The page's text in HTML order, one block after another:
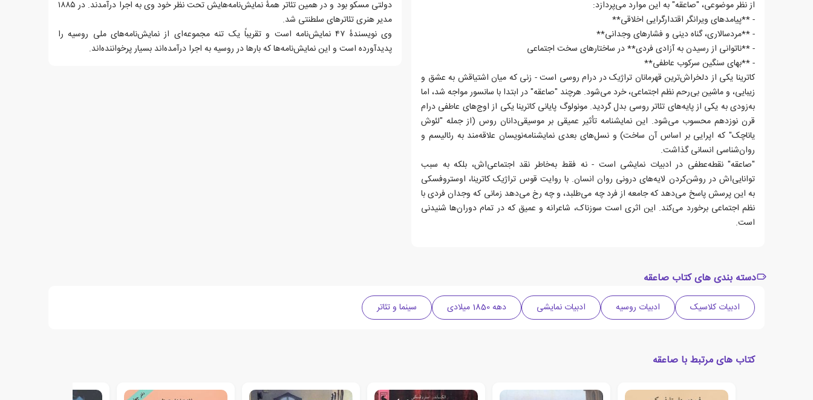
از نظر موضوعی، "صاعقه" به این موارد می‌پردازد:
- **پیامدهای ویرانگر اقتدارگرایی اخلاقی**
- **مردسالاری، گناه دینی و فشارهای وجدانی**
- **ناتوانی از رسیدن به آزادی فردی** در ساختارهای سخت اجتماعی
- **بهای سنگین سرکوب عاطفی**
کاترینا یکی از دلخراش‌ترین قهرمانان تراژیک در درام روسی است - زنی که میان اشتیاقش به عشق و
زیبایی، و ماشین بی‌رحم نظم اجتماعی، خرد می‌شود. هرچند "صاعقه" در ابتدا با سانسور مواجه شد، اما
به‌زودی به یکی از پایه‌های تئاتر روسی بدل گردید. مونولوگ پایانی کاترینا یکی از اوج‌های عاطفی درام
قرن نوزدهم محسوب می‌شود. این نمایشنامه تأثیر عمیقی بر موسیقی‌دانان روس (از جمله "لئوش
یاناچک" که اپرایی بر اساس آن ساخت) و نسل‌های بعدی نمایشنامه‌نویسان علاقه‌مند به رئالیسم و
روان‌شناسی انسانی گذاشت.
"صاعقه" نقطه‌عطفی در ادبیات نمایشی است - نه فقط به‌خاطر نقد اجتماعی‌اش، بلکه به سبب
توانایی‌اش در روشن‌کردن لایه‌های درونی روان انسان. با روایت قوس تراژیک کاترینا، اوستروفسکی
به این پرسش پاسخ می‌دهد که جامعه از فرد چه می‌طلبد، و چه رخ می‌دهد زمانی که وجدان فردی با
نظم اجتماعی برخورد می‌کند. این اثری است سوزناک، شاعرانه و عمیق که در تمام دوران‌ها شنیدنی
است.
دولتی مسکو بود و در همین تئاتر همهٔ نمایش‌نامه‌هایش تحت نظر خود وی به اجرا درآمدند. در ۱۸۸۵
مدیر هنری تئاترهای سلطنتی شد.
وی نویسندهٔ ۴۷ نمایش‌نامه است و تقریباً یک تنه مجموعه‌ای از نمایش‌نامه‌های ملی روسیه را
پدیدآورده است و این نمایش‌نامه‌ها که بارها در روسیه به اجرا درآمده‌اند بسیار پرخواننده‌اند.
دسته بندی های کتاب صاعقه
ادبیات کلاسیک ادبیات روسیه ادبیات نمایشی دهه 1850 میلادی سینما و تئاتر
کتاب های مرتبط با صاعقه